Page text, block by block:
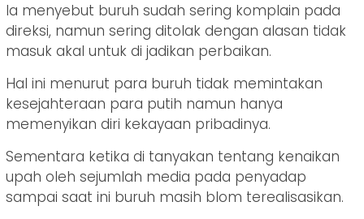
Ia menyebut buruh sudah sering komplain pada
direksi, namun sering ditolak dengan alasan tidak
masuk akal untuk di jadikan perbaikan.
Hal ini menurut para buruh tidak memintakan
kesejahteraan para putih namun hanya
memenyikan diri kekayaan pribadinya.
Sementara ketika di tanyakan tentang kenaikan
upah oleh sejumlah media pada penyadap
sampai saat ini buruh masih blom terealisasikan.